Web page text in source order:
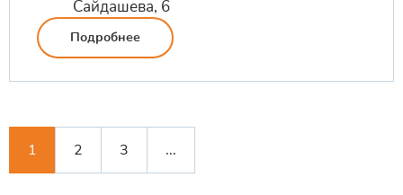
Сайдашева, 6
Подробнее
1 2 3 ...